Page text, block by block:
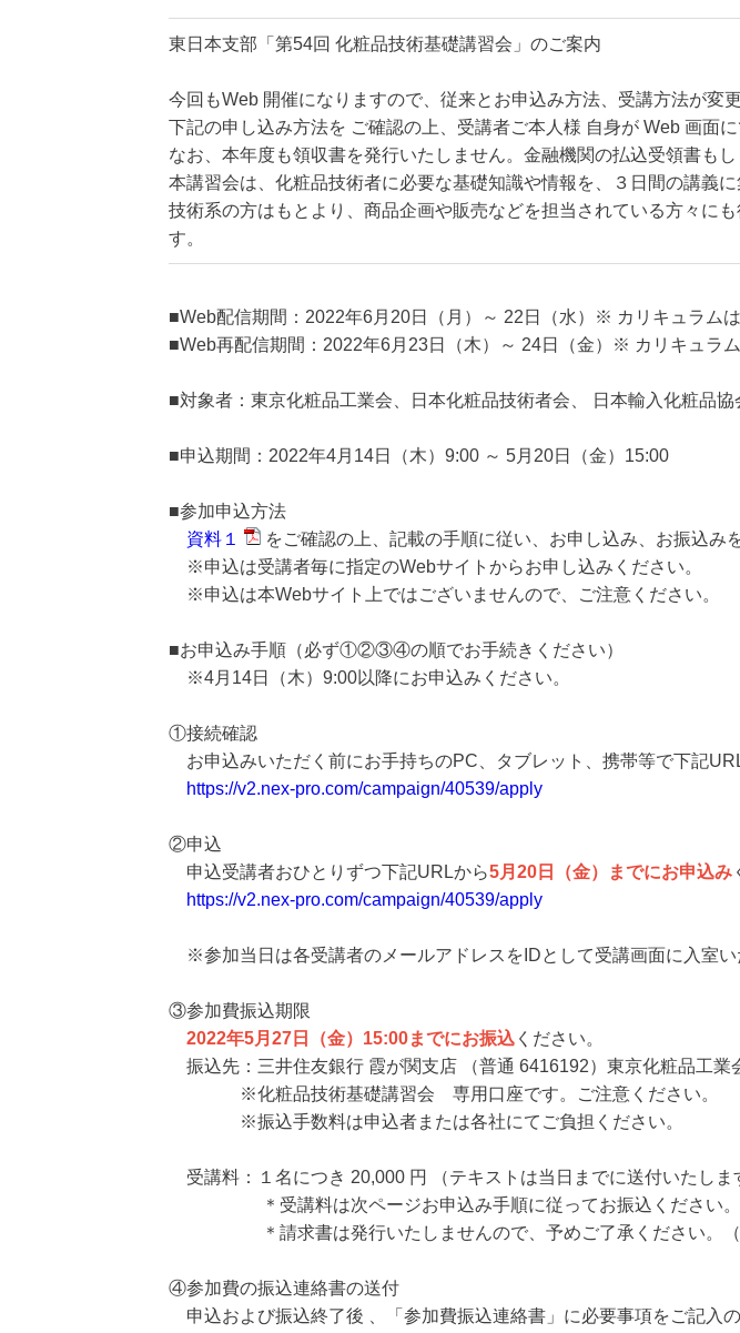
東日本支部「第54回 化粧品技術基礎講習会」のご案内
今回もWeb 開催になりますので、従来とお申込み方法、受講方法が変
下記の申し込み方法を ご確認の上、受講者ご本人様 自身が Web 画面
なお、本年度も領収書を発行いたしません。金融機関の払込受領書も
本講習会は、化粧品技術者に必要な基礎知識や情報を、３日間の講義に
技術系の方はもとより、商品企画や販売などを担当されている方々に
す。
■Web配信期間：2022年6月20日（月）～ 22日（水）※ カリキュラムは
■Web再配信期間：2022年6月23日（木）～ 24日（金）※ カリキュラ
■対象者：東京化粧品工業会、日本化粧品技術者会、 日本輸入化粧品
■申込期間：2022年4月14日（木）9:00 ～ 5月20日（金）15:00
■参加申込方法
資料１
をご確認の上、記載の手順に従い、お申し込み、お振込み
※申込は受講者毎に指定のWebサイトからお申し込みください。
※申込は本Webサイト上ではございませんので、ご注意ください。
■お申込み手順（必ず①②③④の順でお手続きください）
※4月14日（木）9:00以降にお申込みください。
①接続確認
お申込みいただく前にお手持ちのPC、タブレット、携帯等で下記
https://v2.nex-pro.com/campaign/40539/apply
②申込
申込受講者おひとりずつ下記URLから5月20日（金）までにお申込み
https://v2.nex-pro.com/campaign/40539/apply
※参加当日は各受講者のメールアドレスをIDとして受講画面に入室い
③参加費振込期限
2022年5月27日（金）15:00までにお振込 ください。
振込先：三井住友銀行 霞が関支店 （普通 6416192）東京化粧品工業
※化粧品技術基礎講習会 専用口座です。ご注意ください。
※振込手数料は申込者または各社にてご負担ください。
受講料：１名につき 20,000 円 （テキストは当日までに送付いたしま
＊受講料は次ページお申込み手順に従ってお振込ください。
＊請求書は発行いたしませんので、予めご了承ください。（振
④参加費の振込連絡書の送付
申込および振込終了後 、「参加費振込連絡書」に必要事項をご記入の